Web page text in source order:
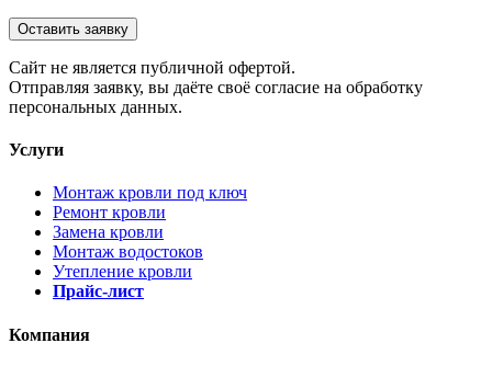
Оставить заявку
Cайт не является публичной офертой.
Отправляя заявку, вы даёте своё согласие на обработку
персональных данных.
Услуги
Монтаж кровли под ключ
Ремонт кровли
Замена кровли
Монтаж водостоков
Утепление кровли
Прайс-лист
Компания